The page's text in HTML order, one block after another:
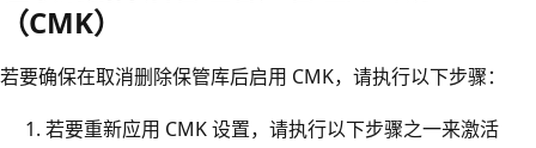
（CMK）
若要确保在取消删除保管库后启用 CMK，请执行以下步骤：
若要重新应用 CMK 设置，请执行以下步骤之一来激活